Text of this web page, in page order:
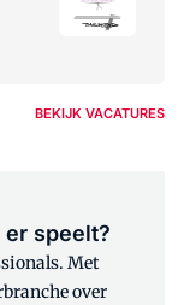
BEKIJK VACATURES
speelt?
Met
over